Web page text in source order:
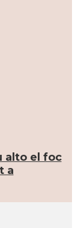
alto el foc
a